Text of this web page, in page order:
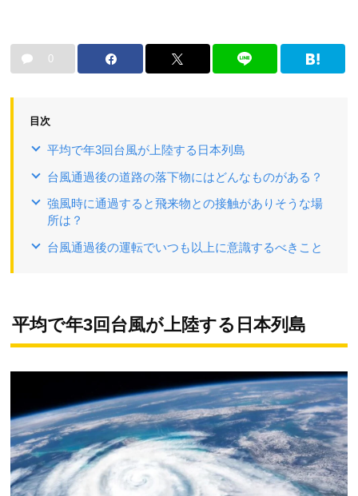
0
目次
平均で年3回台風が上陸する日本列島
台風通過後の道路の落下物にはどんなものがある？
強風時に通過すると飛来物との接触がありそうな場
所は？
台風通過後の運転でいつも以上に意識するべきこと
平均で年3回台風が上陸する日本列島